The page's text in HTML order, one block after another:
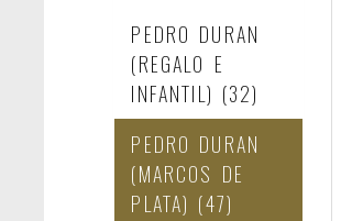
PEDRO DURAN
(REGALO E
INFANTIL) (32)
PEDRO DURAN
(MARCOS DE
PLATA) (47)